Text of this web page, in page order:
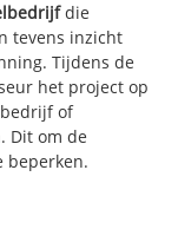
die
tevens inzicht
Tijdens de
het project op
of
Dit om de
beperken.